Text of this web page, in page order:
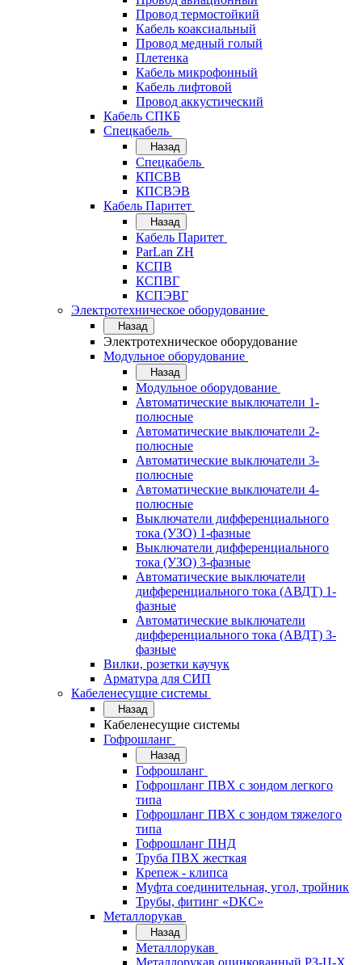
Провод термостойкий
Кабель коаксиальный
Провод медный голый
Плетенка
Кабель микрофонный
Кабель лифтовой
Провод аккустический
Кабель СПКБ
Спецкабель
Назад
Спецкабель
КПСВВ
КПСВЭВ
Кабель Паритет
Назад
Кабель Паритет
ParLan ZH
КСПВ
КСПВГ
КСПЭВГ
Электротехническое оборудование
Назад
Электротехническое оборудование
Модульное оборудование
Назад
Модульное оборудование
Автоматические выключатели 1-
полюсные
Автоматические выключатели 2-
полюсные
Автоматические выключатели 3-
полюсные
Автоматические выключатели 4-
полюсные
Выключатели дифференциального
тока (УЗО) 1-фазные
Выключатели дифференциального
тока (УЗО) 3-фазные
Автоматические выключатели
дифференциального тока (АВДТ) 1-
фазные
Автоматические выключатели
дифференциального тока (АВДТ) 3-
фазные
Вилки, розетки каучук
Арматура для СИП
Кабеленесущие системы
Назад
Кабеленесущие системы
Гофрошланг
Назад
Гофрошланг
Гофрошланг ПВХ с зондом легкого
типа
Гофрошланг ПВХ с зондом тяжелого
типа
Гофрошланг ПНД
Труба ПВХ жесткая
Крепеж - клипса
Муфта соединительная, угол, тройник
Трубы, фитинг «DKC»
Металлорукав
Назад
Металлорукав
Металлорукав оцинкованный РЗ-Ц-Х